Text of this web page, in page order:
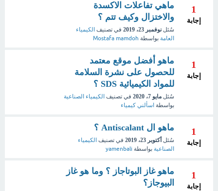
1
إجابة
ماهي تفاعلات الاكسدة
والاختزال وكيف تتم ؟
سُئل نوفمبر 23، 2019 في تصنيف الكيمياء
العامة بواسطة Mostafa mamdoh
1
إجابة
ماهو أفضل موقع معتمد
للحصول على نشرة السلامة
للمواد الكيميائية SDS ؟
سُئل مايو 7، 2020 في تصنيف الكيمياء الصناعية
بواسطة اسألني كيمياء
1
إجابة
ماهو ال Antiscalant ؟
سُئل أكتوبر 23، 2019 في تصنيف الكيمياء
الصناعية بواسطة yamenbali
1
إجابة
ماهو غاز البوتاجاز ؟ وما هو غاز
البيوجاز؟